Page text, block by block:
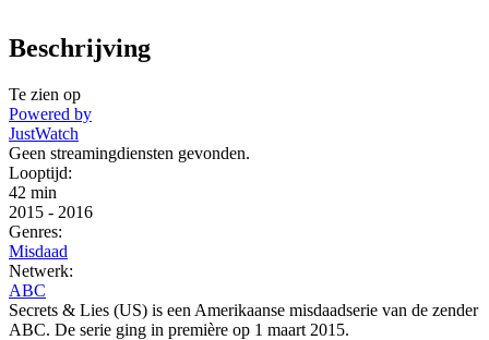
Beschrijving
Te zien op
Powered by
JustWatch
Geen streamingdiensten gevonden.
Looptijd:
42 min
2015 - 2016
Genres:
Misdaad
Netwerk:
ABC
Secrets & Lies (US) is een Amerikaanse misdaadserie van de zender
ABC. De serie ging in première op 1 maart 2015.